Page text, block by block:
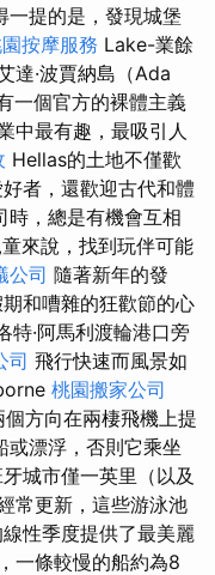
一提的是，發現城堡
按摩服務 Lake-業餘
達·波賈納島（Ada
一個官方的裸體主義
中最有趣，最吸引人
Hellas的土地不僅歡
者，還歡迎古代和體
時，總是有機會互相
來說，找到玩伴可能
公司 隨著新年的發
和嘈雜的狂歡節的心
特·阿馬利渡輪港口旁
司 飛行快速而風景如
桃園搬家公司
方向在兩棲飛機上提
或漂浮，否則它乘坐
城市僅一英里（以及
常更新，這些游泳池
性季度提供了最美麗
一條較慢的船約為8